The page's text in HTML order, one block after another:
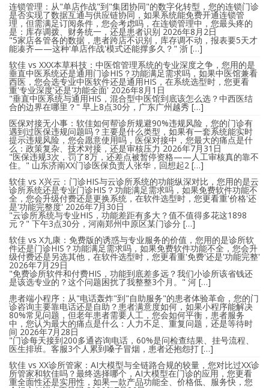
连锁管理：从"单店作战"到"集团协同"的数字化转型，您的连锁门诊
是否实现了数据互通与供应链协同，如果系统能免费开通连锁管
理，但需满足订阅条件，您会考虑吗，在连锁管理中，您最头疼的
是：库存调拨、财务统一，还是患者识别 2026年8月2日
"5家店各管各的数据，患者跨店不识别，库存调不动，报表要5天才
能凑齐——这种'单店作战'模式还能撑多久？" 浙 […]
软佳 vs XXX本草科技：中医馆管理系统的专业深度之争，您用的是
垂直中医系统还是通用门诊HIS？功能满足需求吗，如果中医馆兼看
西医，您会选专业中医软件还是通用HIS，在系统选型时，您更看
重'专业深度'还是'功能全面' 2026年8月1日
"垂直中医系统与通用HIS，混合型中医馆到底该怎么选？中西医结
合的边界在哪里？" 早上8点30分，广东广州越秀 […]
医保对接无小事：软佳如何帮诊所规避90%违规风险，您的门诊有
遇到过医保违规问题吗？主要是什么类型，如果有一套系统能实时
提示违规风险，您会愿意使用吗，医保对接中，您最大的痛点是什
么：政策复杂、技术对接，还是审核压力 2026年7月31日
"医保违规3次，罚了8万，还差点被暂停资格——人工审核真的靠不
住。" 山东济南XX门诊医保负责人张华，回想起2 […]
软佳 vs X兴云：门诊HIS与云诊所系统的功能纵深对比，您用的是云
诊所系统还是专业门诊HIS？功能满足需求吗，如果免费软件功能不
全，您会升级付费还是更换系统，在软件选型时，您更看重'价格'还
是'功能完整度' 2026年7月30日
"云诊所系统与专业HIS，功能差距有多大？值不值得多花这1898
元？" 下午3点30分，河南郑州中原区某门诊分 […]
软佳 vs X九康：免费版的诱惑与专业服务的价值，您用的是诊所软
件还是门诊HIS？功能满足需求吗，如果免费软件功能不全，您会升
级付费还是另选其他，在软件选型时，您更看重'免费'还是'功能完整'
2026年7月29日
"免费诊所软件和付费HIS，功能到底差多远？我们小诊所该省钱还
是该选专业的？这个问题困扰了我整整3个月。" 河 […]
患者端小程序：从"电话轰炸"到"自助服务"的患者体验革命，您的门
诊咨询主要靠电话还是自助？患者满意度如何，如果小程序能解决
80%常见问题，但老年患者需要人工，您会如何平衡，患者服务
中，您认为最大的痛点是什么：人力不足、重复问题，还是等待时
间 2026年7月28日
"门诊每天接到200多通咨询电话，60%是问检查结果、挂号流程、
医生排班。客服3个人累到嗓子冒烟，患者还抱怨打 […]
软佳 vs XX诊所管家：AI大模型与全链路合规的较量，您对比过XX诊
所管家和软佳吗？最终选择哪个，AI大模型在门诊的应用，您更看
重全面性还是实用性，如果一款产品功能全、价格低、服务快，您